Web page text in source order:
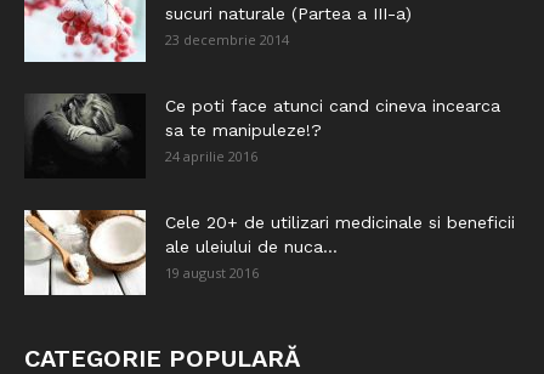
sucuri naturale (Partea a III-a)
23 decembrie 2014
Ce poti face atunci cand cineva incearca
sa te manipuleze!?
24 aprilie 2016
Cele 20+ de utilizari medicinale si beneficii
ale uleiului de nuca...
19 august 2016
CATEGORIE POPULARĂ